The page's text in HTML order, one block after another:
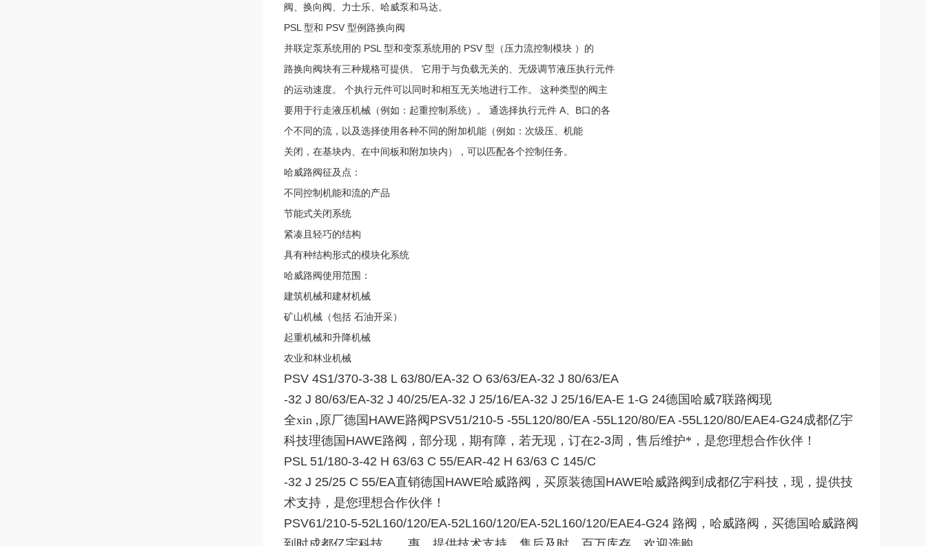
阀、换向阀、力士乐、哈威泵和马达。
PSL 型和 PSV 型例路换向阀
并联定泵系统用的 PSL 型和变泵系统用的 PSV 型（压力流控制模块 ）的
路换向阀块有三种规格可提供。
它用于与负载无关的、无级调节液压执行元件
的运动速度。
个执行元件可以同时和相互无关地进行工作。
这种类型的阀主
要用于行走液压机械（例如：起重控制系统）。
通选择执行元件A、 B口的各
个不同的流，以及选择使用各种不同的附加机能（例如：次级压、机能
关闭，在基块内、在中间板和附加块内），可以匹配各个控制任务。
哈威路阀征及点：
不同控制机能和流的产品
节能式关闭系统
紧凑且轻巧的结构
具有种结构形式的模块化系统
哈威路阀使用范围：
建筑机械和建材机械
矿山机械（包括 石油开采）
起重机械和升降机械
农业和林业机械
PSV 4S1/370-3-38 L 63/80/EA-32 O 63/63/EA-32 J 80/63/EA
-32 J 80/63/EA-32 J 40/25/EA-32 J 25/16/EA-32 J 25/16/EA-E 1-G 24德国哈威7联路阀现
全xin ,原厂德国 HAWE路阀 PSV51/210-5 -55L120/80/EA -55L120/80/EA -55L120/80/EAE4-G24成都亿宇
科技理德国 HAWE路阀，部分现，期有障，若无现，订在2-3周，售后维护*，是您理想合作伙伴！
PSL 51/180-3-42 H 63/63 C 55/EAR-42 H 63/63 C 145/C
-32 J 25/25 C 55/EA直销德国 HAWE哈威路阀，买原装德国 HAWE哈威路阀到成都亿宇科技，现，提供技
术支持，是您理想合作伙伴！
PSV61/210-5-52L160/120/EA-52L160/120/EA-52L160/120/EAE4-G24 路阀，哈威路阀，买德国哈威路阀